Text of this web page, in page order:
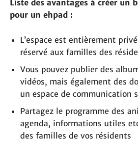
Liste des avantages à créer un
pour un ehpad :
L’espace est entièrement
réservé aux familles des
Vous pouvez publier des
vidéos, mais également des
un espace de communication
Partagez le programme des
agenda, informations utiles
des familles de vos résidents